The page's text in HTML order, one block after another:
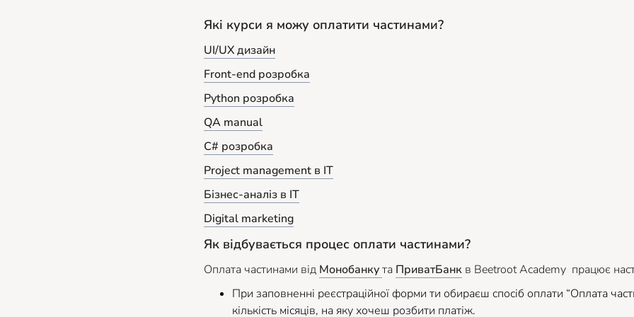
Які курси я можу оплатити частинами?
UI/UX дизайн
Front-end розробка
Python розробка
QA manual
C# розробка
Project management в ІТ
Бізнес-аналіз в ІТ
Digital marketing
Як відбувається процес оплати частинами?
Оплата частинами від Монобанкута ПриватБанк в Beetroot Academy працює
При заповненні реєстраційної форми ти обираєш спосіб оплати “Оплата
кількість місяців, на яку хочеш розбити платіж.